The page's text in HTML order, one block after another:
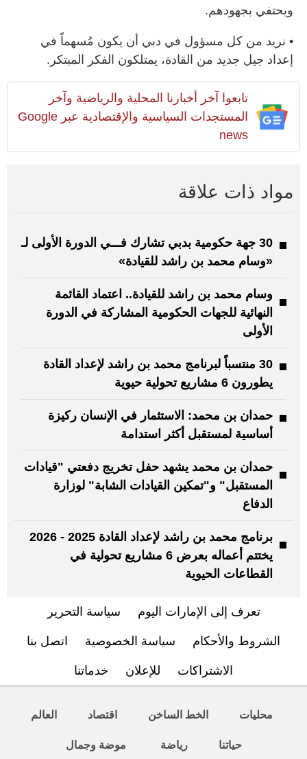
ويحتفي بجهودهم.
• نريد من كل مسؤول في دبي أن يكون مُسهماً في
إعداد جيل جديد من القادة، يمتلكون الفكر المبتكر.
تابعوا آخر أخبارنا المحلية والرياضية وآخر
المستجدات السياسية والإقتصادية عبر Google
news
مواد ذات علاقة
30 جهة حكومية بدبي تشارك فـــي الدورة الأولى لـ
«وسام محمد بن راشد للقيادة»
وسام محمد بن راشد للقيادة.. اعتماد القائمة
النهائية للجهات الحكومية المشاركة في الدورة
الأولى
30 منتسباً لبرنامج محمد بن راشد لإعداد القادة
يطورون 6 مشاريع تحولية حيوية
حمدان بن محمد: الاستثمار في الإنسان ركيزة
أساسية لمستقبل أكثر استدامة
حمدان بن محمد يشهد حفل تخريج دفعتي "قيادات
المستقبل" و"تمكين القيادات الشابة" لوزارة
الدفاع
برنامج محمد بن راشد لإعداد القادة 2025 - 2026
يختتم أعماله بعرض 6 مشاريع تحولية في
القطاعات الحيوية
تعرف إلى الإمارات اليوم سياسة التحرير
الشروط والأحكام سياسة الخصوصية اتصل بنا
الاشتراكات للإعلان خدماتنا
محليات الخط الساخن اقتصاد العالم
حياتنا رياضة موضة وجمال